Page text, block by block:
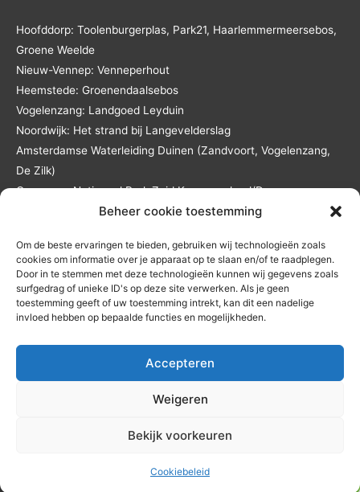
Beheer cookie toestemming
Om de beste ervaringen te bieden, gebruiken wij technologieën zoals
cookies om informatie over je apparaat op te slaan en/of te raadplegen.
Door in te stemmen met deze technologieën kunnen wij gegevens zoals
surfgedrag of unieke ID's op deze site verwerken. Als je geen
toestemming geeft of uw toestemming intrekt, kan dit een nadelige
invloed hebben op bepaalde functies en mogelijkheden.
Accepteren
Weigeren
Bekijk voorkeuren
Cookiebeleid
Hoofddorp: Toolenburgerplas, Park21, Haarlemmermeersebos,
Groene Weelde
Nieuw-Vennep: Venneperhout
Heemstede: Groenendaalsebos
Vogelenzang: Landgoed Leyduin
Noordwijk: Het strand bij Langevelderslag
Amsterdamse Waterleiding Duinen (Zandvoort, Vogelenzang,
De Zilk)
Overveen: Nationaal Park Zuid Kennemerland/De
Kennemerduinen
Andere locaties in overleg en tegen reistijd- en
reiskostenvergoeding.
Coachprogramma’s
Etisch beleid|Correctiebeleid
Vragen?
Zet vandaag die eerste stap!